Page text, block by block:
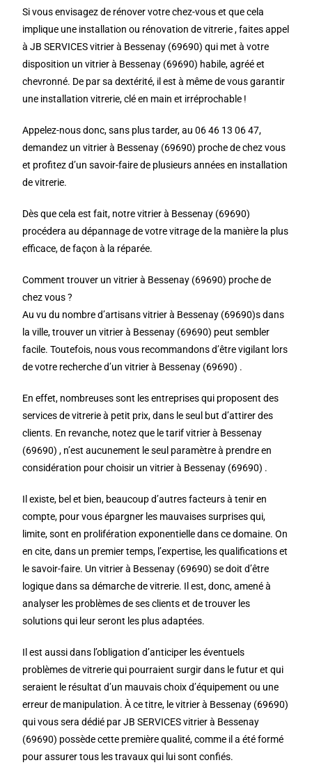
Si vous envisagez de rénover votre chez-vous et que cela
implique une installation ou rénovation de vitrerie , faites appel
à JB SERVICES vitrier à Bessenay (69690) qui met à votre
disposition un vitrier à Bessenay (69690) habile, agréé et
chevronné. De par sa dextérité, il est à même de vous garantir
une installation vitrerie, clé en main et irréprochable !
Appelez-nous donc, sans plus tarder, au 06 46 13 06 47,
demandez un vitrier à Bessenay (69690) proche de chez vous
et profitez d’un savoir-faire de plusieurs années en installation
de vitrerie.
Dès que cela est fait, notre vitrier à Bessenay (69690)
procédera au dépannage de votre vitrage de la manière la plus
efficace, de façon à la réparée.
Comment trouver un vitrier à Bessenay (69690) proche de
chez vous ?
Au vu du nombre d’artisans vitrier à Bessenay (69690)s dans
la ville, trouver un vitrier à Bessenay (69690) peut sembler
facile. Toutefois, nous vous recommandons d’être vigilant lors
de votre recherche d’un vitrier à Bessenay (69690) .
En effet, nombreuses sont les entreprises qui proposent des
services de vitrerie à petit prix, dans le seul but d’attirer des
clients. En revanche, notez que le tarif vitrier à Bessenay
(69690) , n’est aucunement le seul paramètre à prendre en
considération pour choisir un vitrier à Bessenay (69690) .
Il existe, bel et bien, beaucoup d’autres facteurs à tenir en
compte, pour vous épargner les mauvaises surprises qui,
limite, sont en prolifération exponentielle dans ce domaine. On
en cite, dans un premier temps, l’expertise, les qualifications et
le savoir-faire. Un vitrier à Bessenay (69690) se doit d’être
logique dans sa démarche de vitrerie. Il est, donc, amené à
analyser les problèmes de ses clients et de trouver les
solutions qui leur seront les plus adaptées.
Il est aussi dans l’obligation d’anticiper les éventuels
problèmes de vitrerie qui pourraient surgir dans le futur et qui
seraient le résultat d’un mauvais choix d’équipement ou une
erreur de manipulation. À ce titre, le vitrier à Bessenay (69690)
qui vous sera dédié par JB SERVICES vitrier à Bessenay
(69690) possède cette première qualité, comme il a été formé
pour assurer tous les travaux qui lui sont confiés.